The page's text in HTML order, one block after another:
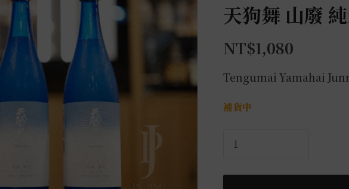
天狗舞 山廢
NT$1,080
Tengumai Yamahai
補貨中